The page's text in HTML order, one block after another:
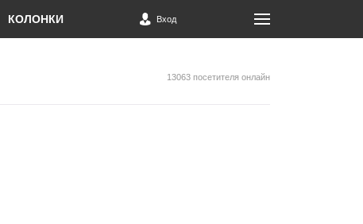
КОЛОНКИ Вход
13063 посетителя онлайн